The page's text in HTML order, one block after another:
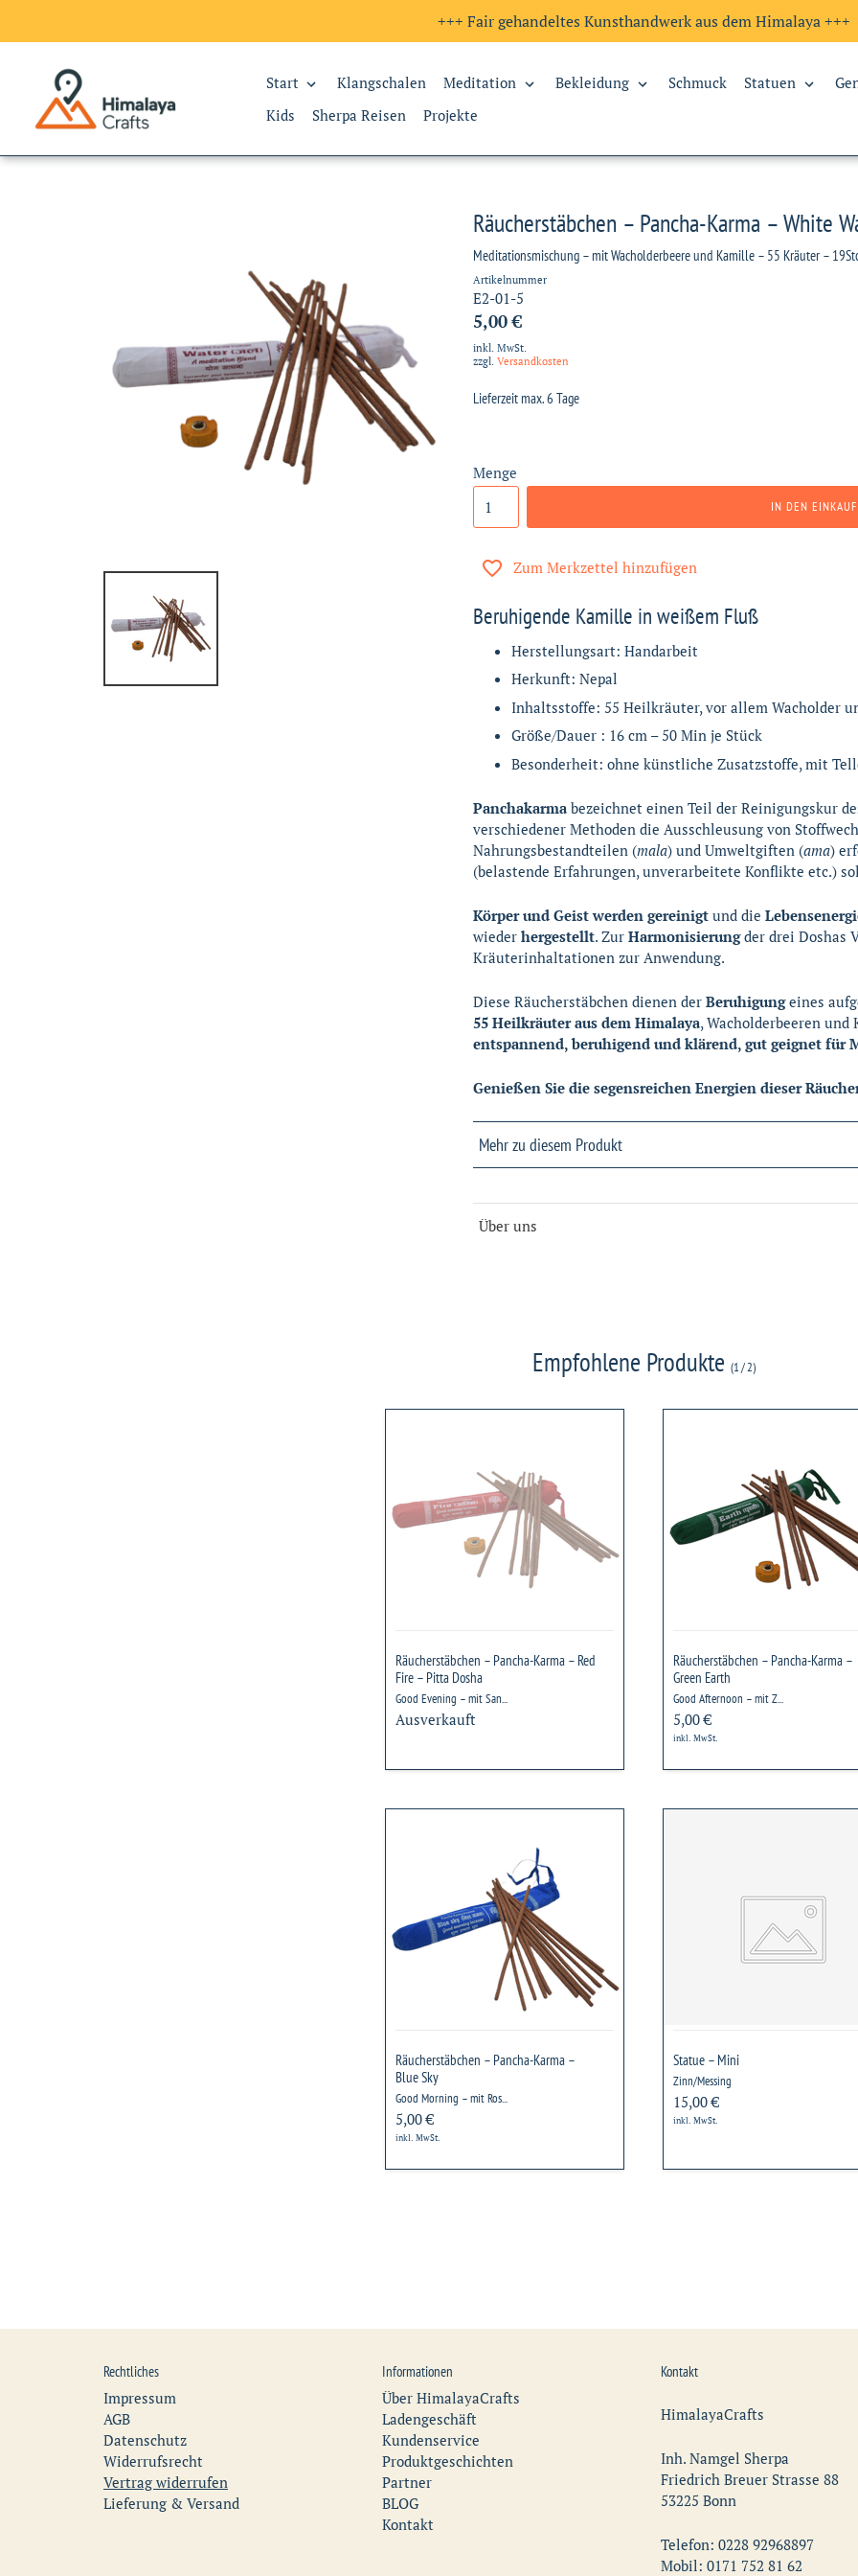
+++ Fair gehandeltes Kunsthandwerk aus dem Himalaya +++
Start Klangschalen Meditation Bekleidung Schmuck Statuen
Kids
Sherpa Reisen Projekte
Räucherstäbchen – Pancha-Karma – White
Meditationsmischung – mit Wacholderbeere und Kamille – 55 Kräuter –
Artikelnummer
E2-01-5
5,00 €
inkl. MwSt.
zzgl. Versandkosten
Lieferzeit max. 6 Tage
Menge
IN DEN
Zum Merkzettel hinzufügen
Beruhigende Kamille in weißem Fluß
Herstellungsart: Handarbeit
Herkunft: Nepal
Inhaltsstoffe: 55 Heilkräuter, vor allem Wacholder
Größe/Dauer : 16 cm – 50 Min je Stück
Besonderheit: ohne künstliche Zusatzstoffe, mit
Panchakarmabezeichnet einen Teil der Reinigungskur
verschiedener Methoden die Ausschleusung von
Nahrungsbestandteilen (mala) und Umweltgiften (ama)
(belastende Erfahrungen, unverarbeitete Konflikte etc.)
Körper und Geist werden gereinigtund die
wieder hergestellt. Zur Harmonisierungder drei Doshas
Kräuterinhaltationen zur Anwendung.
Diese Räucherstäbchen dienen der Beruhigungeines
55 Heilkräuter aus dem Himalaya, Wacholderbeeren
entspannend, beruhigend und klärend, gut geignet für
Genießen Sie die segensreichen Energien dieser
Mehr zu diesem Produkt
Über uns
Empfohlene Produkte (1/2)
–
Red
Räucherstäbchen – Pancha-Karma – Red
Fire – Pitta Dosha
Good Evening – mit San...
Ausverkauft
Green
Earth
Räucherstäbchen – Pancha-Karma –
Green Earth
Good Afternoon – mit Z...
5,00 €
inkl. MwSt.
Blue
Sky
Räucherstäbchen – Pancha-Karma –
Blue Sky
Good Morning – mit Ros...
5,00 €
inkl. MwSt.
Statue – Mini
Zinn/Messing
15,00 €
inkl. MwSt.
Rechtliches
Impressum
AGB
Datenschutz
Widerrufsrecht
Vertrag widerrufen
Lieferung & Versand
Informationen
Über HimalayaCrafts
Ladengeschäft
Kundenservice
Produktgeschichten
Partner
BLOG
Kontakt
Kontakt
HimalayaCrafts
Inh. Namgel Sherpa
Friedrich Breuer Strasse 88
53225 Bonn
Telefon: 0228 92968897
Mobil: 0171 752 81 62